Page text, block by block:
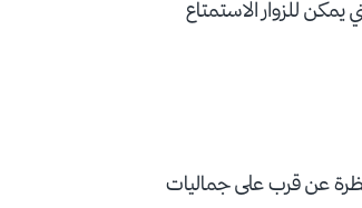
يمكن للزوار الاستمتاع
نظرة عن قرب على جماليات